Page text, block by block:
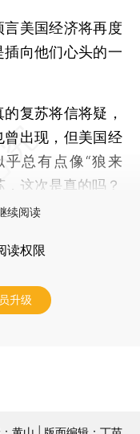
美国经济将再度
向他们心头的一
复苏将信将疑，
曾出现，但美国经
总有点像“狼来
这次是真的吗？
续阅读
读权限
升级